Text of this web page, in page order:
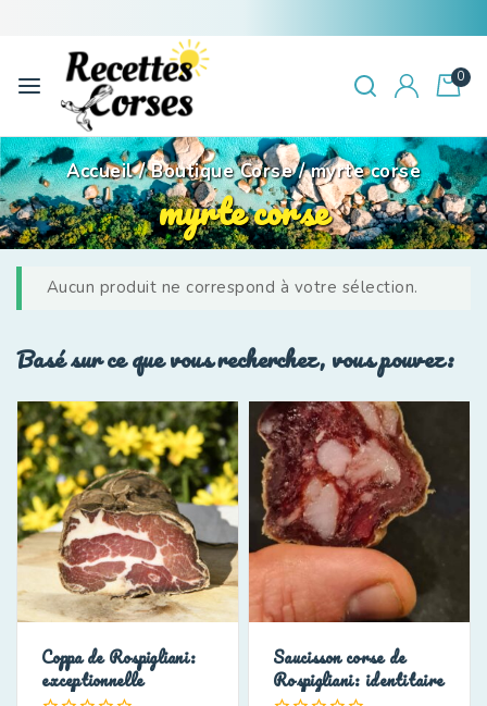
0
Accueil / Boutique Corse / myrte corse
myrte corse
Aucun produit ne correspond à votre sélection.
Basé sur ce que vous recherchez, vous pouvez:
Coppa de Rospigliani:
exceptionnelle
Saucisson corse de
Rospigliani: identitaire